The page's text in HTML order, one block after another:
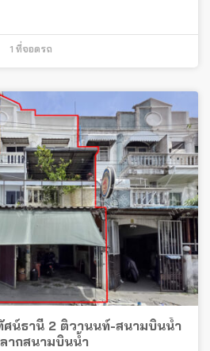
1 ที่จอดรถ
ศน์ธานี 2 ติวานนท์-สนามบินน้ำ
ากสนามบินน้ำ